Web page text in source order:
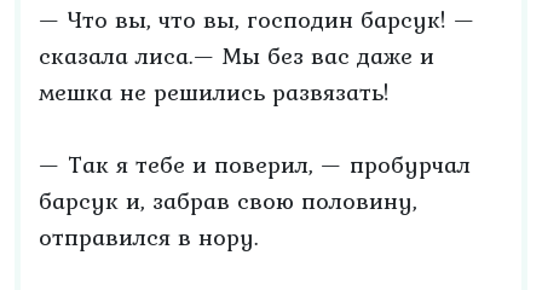
— Что вы, что вы, господин барсук! —
сказала лиса.— Мы без вас даже и
мешка не решились развязать!
— Так я тебе и поверил, — пробурчал
барсук и, забрав свою половину,
отправился в нору.